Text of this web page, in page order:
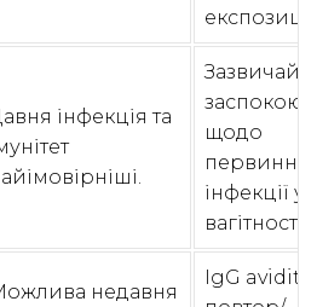
інфекція та
Зазвичай
заспокоює
щодо
первинної
інфекції у
вагітності.
недавня
IgG avidity,